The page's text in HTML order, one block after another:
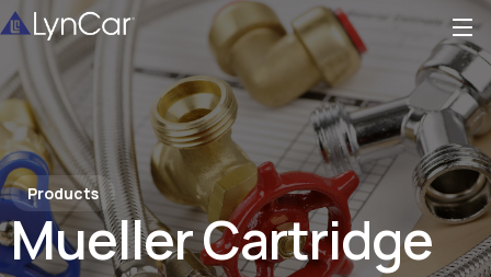
Products
Mueller Cartridge